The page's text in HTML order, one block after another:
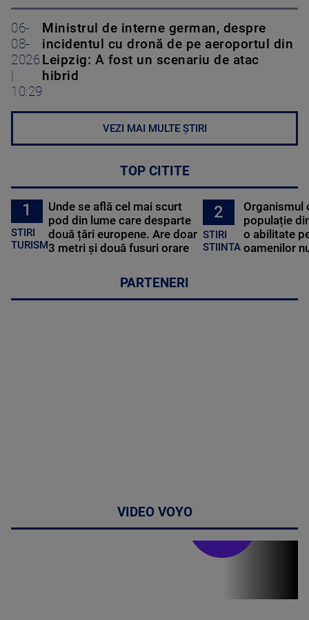
06-
08-
2026
|
10:29
Ministrul de interne german, despre
incidentul cu dronă de pe aeroportul din
Leipzig: A fost un scenariu de atac
hibrid
VEZI MAI MULTE ȘTIRI
TOP CITITE
1
STIRI
TURISM
Unde se află cel mai scurt
pod din lume care desparte
două țări europene. Are doar
3 metri și două fusuri orare
2
STIRI
STIINTA
Organismul
populație
o abilitate
oamenilor
PARTENERI
VIDEO VOYO
Stirile PRO TV